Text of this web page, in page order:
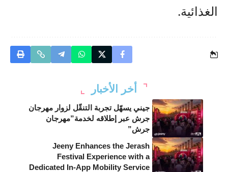
الغذائية.
أخر الأخبار
جيني يسهّل تجربة التنقّل لزوار مهرجان
جرش عبر إطلاقه لخدمة”مهرجان
جرش”
Jeeny Enhances the Jerash
Festival Experience with a
Dedicated In-App Mobility Service